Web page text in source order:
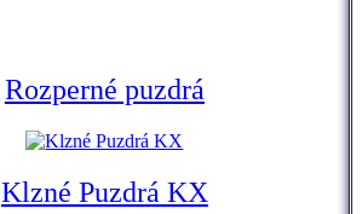
Rozperné puzdrá
Klzné Puzdrá KX